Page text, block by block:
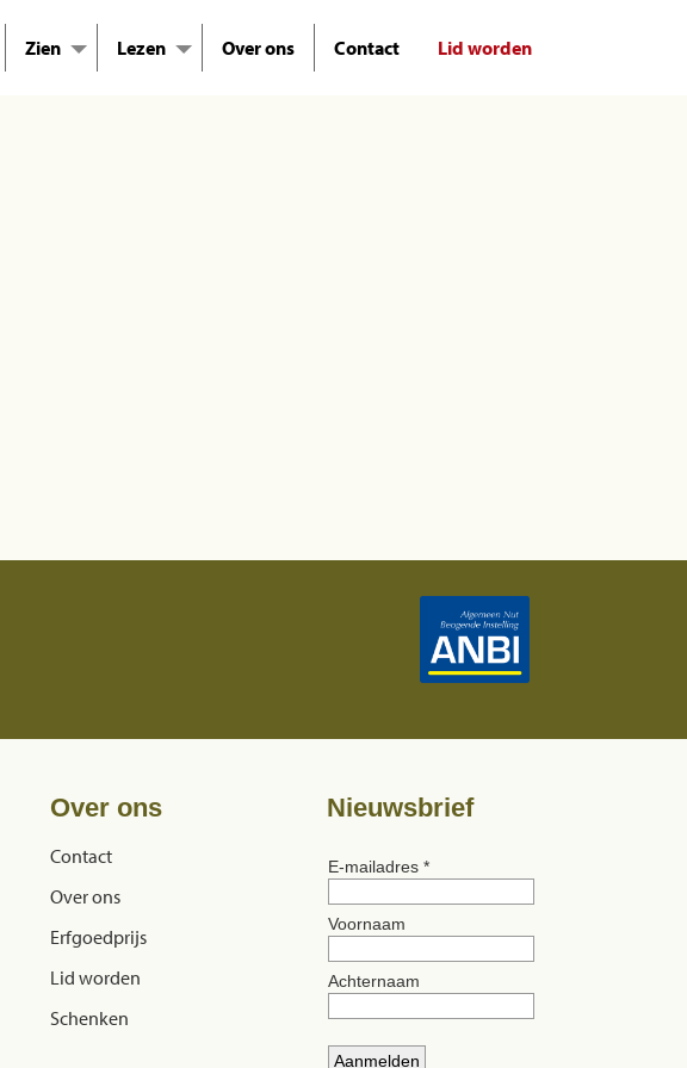
Zien Lezen Over ons Contact Lid worden
Over ons
Contact
Over ons
Erfgoedprijs
Lid worden
Schenken
Nieuwsbrief